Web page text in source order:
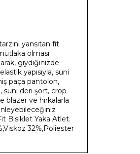
yansıtan fit
olması
giydiğinizde
yapısıyla, suni
paça pantolon,
suni deri şort, crop
blazer ve hırkalarla
Bisiklet Yaka Atlet.
32%,Poliester